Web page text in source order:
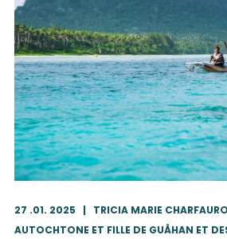
27 .01. 2025 | TRICIA MARIE
AUTOCHTONE ET FILLE DE GUÅHAN ET